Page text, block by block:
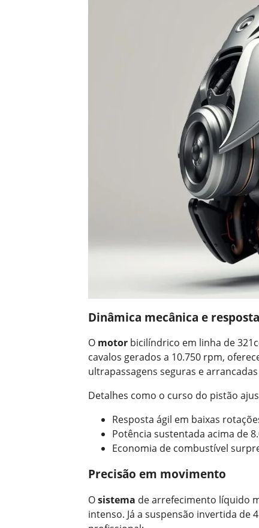
Dinâmica mecânica e
O motor bicilíndrico em linha de
cavalos gerados a 10.750 rpm,
ultrapassagens seguras e
Detalhes como o curso do pistão
Resposta ágil em baixas
Potência sustentada acima de
Economia de combustível
Precisão em movimento
Osistema de arrefecimento líquido
intenso. Já a suspensão invertida